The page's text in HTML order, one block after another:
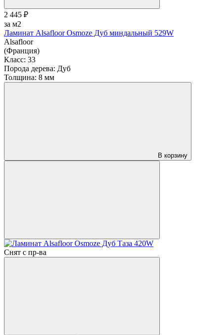
2 445 ₽
за м2
Ламинат Alsafloor Osmoze Дуб миндальный 529W
Alsafloor
(Франция)
Класс: 33
Порода дерева: Дуб
Толщина: 8 мм
В корзину
Снят с пр-ва